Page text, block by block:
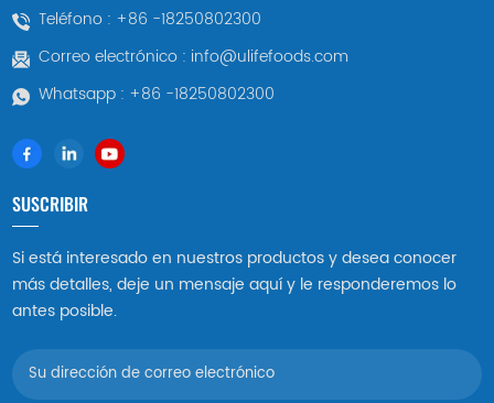
Teléfono : +86 -18250802300
Correo electrónico : info@ulifefoods.com
Whatsapp : +86 -18250802300
SUSCRIBIR
Si está interesado en nuestros productos y desea conocer
más detalles, deje un mensaje aquí y le responderemos lo
antes posible.